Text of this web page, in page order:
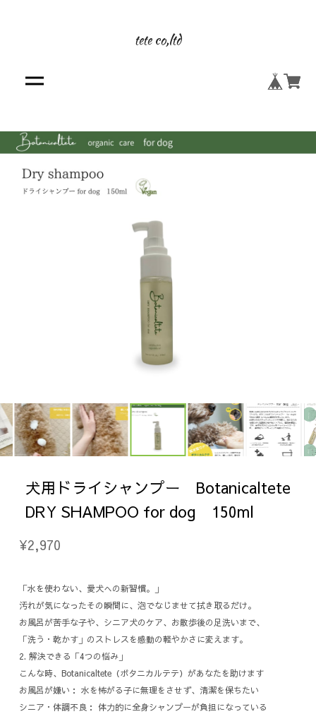
tete co,ltd
犬用ドライシャンプー Botanicaltete
DRY SHAMPOO for dog 150ml
¥2,970
​「水を使わない、愛犬への新習慣。」
​汚れが気になったその瞬間に、泡でなじませて拭き取るだけ。
お風呂が苦手な子や、シニア犬のケア、お散歩後の足洗いまで、
「洗う・乾かす」のストレスを感動の軽やかさに変えます。
​2. 解決できる「4つの悩み」
​こんな時、Botanicaltete（ボタニカルテテ）があなたを助けます
​お風呂が嫌い： 水を怖がる子に無理をさせず、清潔を保ちたい
​シニア・体調不良： 体力的に全身シャンプーが負担になっている